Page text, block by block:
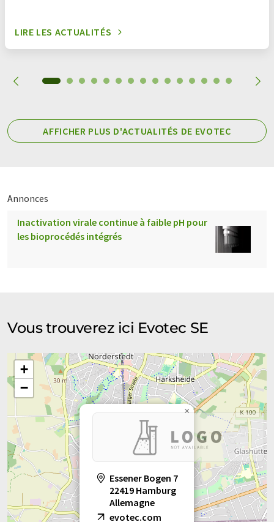
LIRE LES ACTUALITÉS
AFFICHER PLUS D'ACTUALITÉS DE EVOTEC
Annonces
Inactivation virale continue à faible pH pour
les bioprocédés intégrés
Vous trouverez ici Evotec SE
Essener Bogen 7
22419 Hamburg
Allemagne
evotec.com
×
+
−